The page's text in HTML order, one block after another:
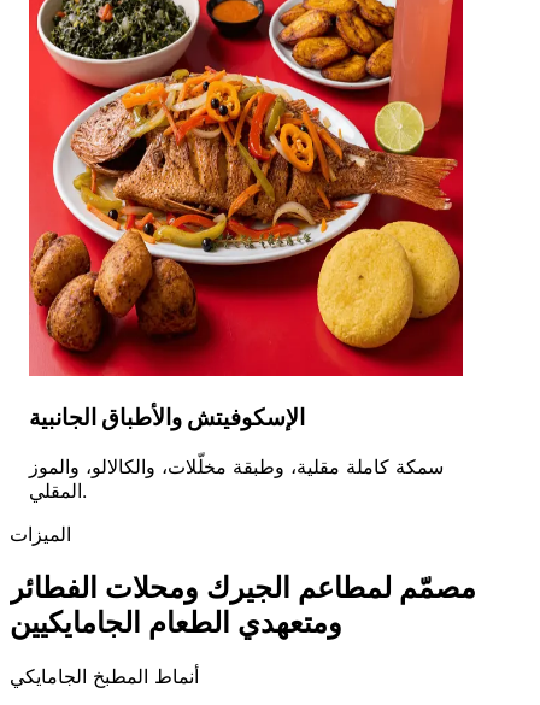
الإسكوفيتش والأطباق الجانبية
سمكة كاملة مقلية، وطبقة مخلّلات، والكالالو، والموز
المقلي.
الميزات
مصمّم لمطاعم الجيرك ومحلات الفطائر
ومتعهدي الطعام الجامايكيين
أنماط المطبخ الجامايكي